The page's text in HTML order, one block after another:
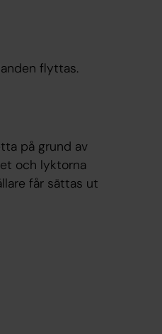
flyttas.
på grund av
och lyktorna
får sättas ut